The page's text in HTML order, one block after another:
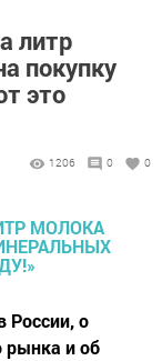
литр
покупку
это
1206 0 0
России, о
рынка и об